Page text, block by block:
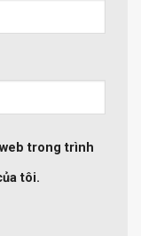
trong trình
tôi.